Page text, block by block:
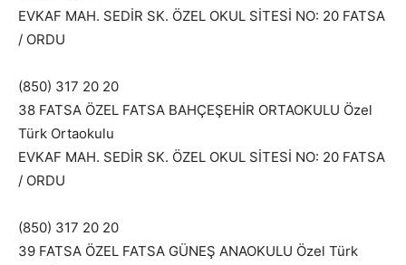
EVKAF MAH. SEDİR SK. ÖZEL OKUL SİTESİ NO: 20 FATSA
/ ORDU
(850) 317 20 20
38 FATSA ÖZEL FATSA BAHÇEŞEHİR ORTAOKULU Özel
Türk Ortaokulu
EVKAF MAH. SEDİR SK. ÖZEL OKUL SİTESİ NO: 20 FATSA
/ ORDU
(850) 317 20 20
39 FATSA ÖZEL FATSA GÜNEŞ ANAOKULU Özel Türk